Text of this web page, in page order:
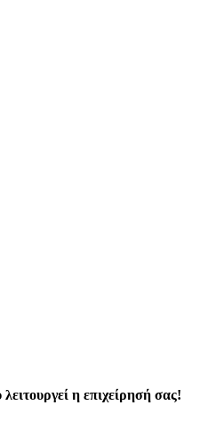
η επιχείρησή σας!